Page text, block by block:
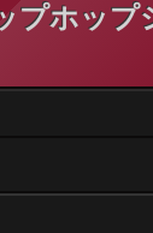
プホップ